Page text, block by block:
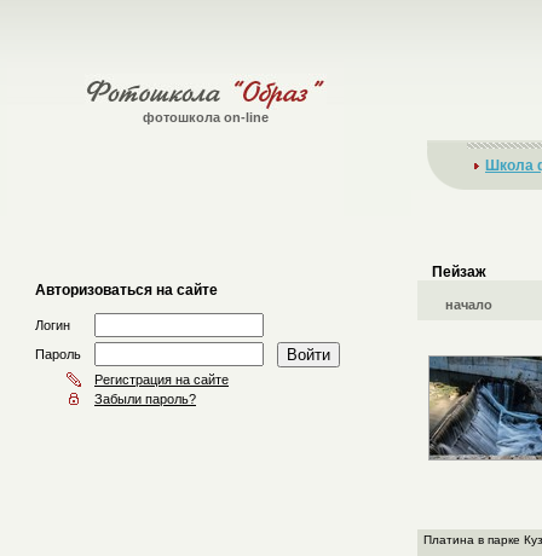
фотошкола on-line
Школа
Авторизоваться на сайте
Логин
Пароль
Регистрация на сайте
Забыли пароль?
Пейзаж
начало
Платина в парке